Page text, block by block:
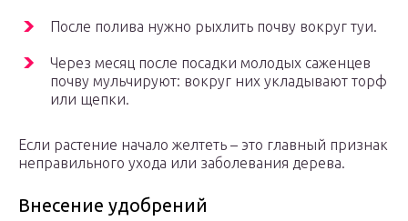
После полива нужно рыхлить почву вокруг туи.
Через месяц после посадки молодых саженцев
почву мульчируют: вокруг них укладывают торф
или щепки.
Если растение начало желтеть – это главный признак
неправильного ухода или заболевания дерева.
Внесение удобрений